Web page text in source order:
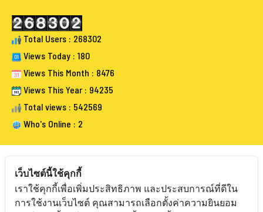
Total Users : 268302
Views Today : 180
Views This Month : 8476
Views This Year : 94235
Total views : 542569
Who's Online : 2
FOLLOW BANGKOKAUCTIONEERS
เว็บไซต์นี้ใช้คุกกี้
เราใช้คุกกี้เพื่อเพิ่มประสิทธิภาพ และประสบการณ์ที่ดีใน
การใช้งานเว็บไซต์ คุณสามารถเลือกตั้งค่าความยินยอม